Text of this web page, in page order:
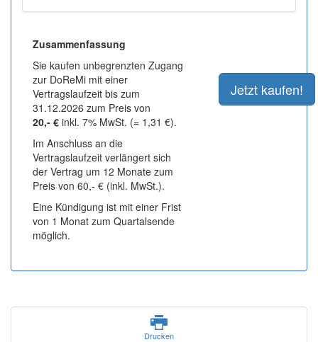
Zusammenfassung
Sie kaufen unbegrenzten Zugang
zur DoReMi mit einer
Vertragslaufzeit bis zum
31.12.2026 zum Preis von
20,- € inkl. 7% MwSt. (= 1,31 €).
Im Anschluss an die
Vertragslaufzeit verlängert sich
der Vertrag um 12 Monate zum
Preis von 60,- € (inkl. MwSt.).
Eine Kündigung ist mit einer Frist
von 1 Monat zum Quartalsende
möglich.
Drucken